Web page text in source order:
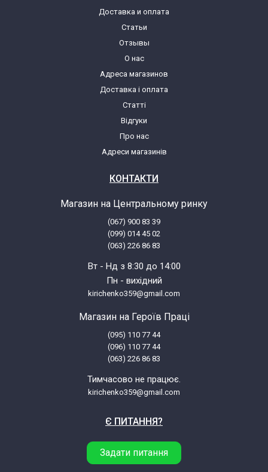
Доставка и оплата
Статьи
Отзывы
О нас
Адреса магазинов
Доставка і оплата
Статті
Відгуки
Про нас
Адреси магазинів
КОНТАКТИ
Магазин на Центральному ринку
(067) 900 83 39
(099) 014 45 02
(063) 226 86 83
Вт - Нд з 8:30 до 14:00
Пн - вихідний
kirichenko359@gmail.com
Магазин на Героїв Праці
(095) 110 77 44
(096) 110 77 44
(063) 226 86 83
Тимчасово не працює.
kirichenko359@gmail.com
Є ПИТАННЯ?
Задати питання